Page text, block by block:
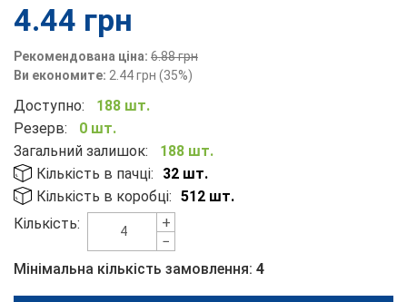
4.44 грн
Рекомендована ціна: 6.88грн
Ви економите: 2.44грн (35%)
Доступно:
188 шт.
Резерв:
0 шт.
Загальний залишок:
188 шт.
Кількість в пачці:
32 шт.
Кількість в коробці: 512 шт.
Кількість:
+
−
Мінімальна кількість замовлення: 4